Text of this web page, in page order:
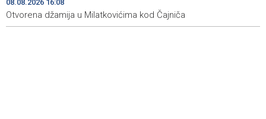
15:55
Zmajice se okupile u Mostaru: Reprezentacija BiH kreće
po novu mediteransku priču
08.08.2026 16:08
Otvorena džamija u Milatkovićima kod Čajniča